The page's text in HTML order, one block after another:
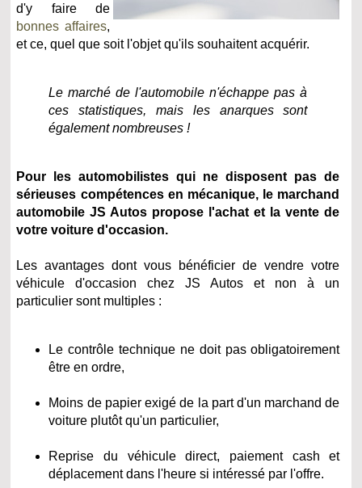
d'y faire de
bonnes affaires,
et ce, quel que soit l'objet qu'ils souhaitent acquérir.
Le marché de l'automobile n'échappe pas à
ces statistiques, mais les anarques sont
également nombreuses !
Pour les automobilistes qui ne disposent pas de
sérieuses compétences en mécanique, le marchand
automobile JS Autos propose l'achat et la vente de
votre voiture d'occasion.
Les avantages dont vous bénéficier de vendre votre
véhicule d'occasion chez JS Autos et non à un
particulier sont multiples :
Le contrôle technique ne doit pas obligatoirement
être en ordre,
Moins de papier exigé de la part d'un marchand de
voiture plutôt qu'un particulier,
Reprise du véhicule direct, paiement cash et
déplacement dans l'heure si intéressé par l'offre.